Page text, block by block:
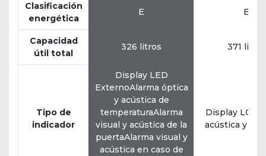
Clasificación
energética
E E
Capacidad
útil total
326 litros 371 litros
Tipo de
indicador
Display LED
ExternoAlarma óptica
y acústica de
temperaturaAlarma
visual y acústica de la
puertaAlarma visual y
acústica en caso de
Display
acústica y